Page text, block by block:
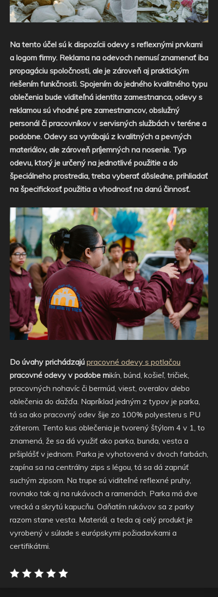
Na tento účel sú k dispozícii odevy s reflexnými prvkami
a logom firmy. Reklama na odevoch nemusí znamenať iba
propagáciu spoločnosti, ale je zároveň aj praktickým
riešením funkčnosti. Spojením do jedného kvalitného typu
oblečenia bude viditeľná identita zamestnanca, odevy s
reklamou sú vhodné pre zamestnancov, obslužný
personál či pracovníkov v servisných službách v teréne a
podobne. Odevy sa vyrábajú z kvalitných a pevných
materiálov, ale zároveň príjemných na nosenie. Typ
odevu, ktorý je určený na jednotlivé použitie a do
špeciálneho prostredia, treba vyberať dôsledne, prihliadať
na špecifickosť použitia a vhodnosť na danú činnosť.
Do úvahy prichádzajú pracovné odevy s potlačou
pracovné odevy v podobe mikín, búnd, košieľ, tričiek,
pracovných nohavíc či bermúd, viest, overalov alebo
oblečenia do dažďa. Napríklad jedným z typov je parka,
tá sa ako pracovný odev šije zo 100% polyesteru s PU
záterom. Tento kus oblečenia je tvorený štýlom 4 v 1, to
znamená, že sa dá využiť ako parka, bunda, vesta a
pršiplášť v jednom. Parka je vyhotovená v dvoch farbách,
zapína sa na centrálny zips s légou, tá sa dá zapnúť
suchým zipsom. Na trupe sú viditeľné reflexné pruhy,
rovnako tak aj na rukávoch a ramenách. Parka má dve
vrecká a skrytú kapucňu. Odňatím rukávov sa z parky
razom stane vesta. Materiál, a teda aj celý produkt je
vyrobený v súlade s európskymi požiadavkami a
certifikátmi.